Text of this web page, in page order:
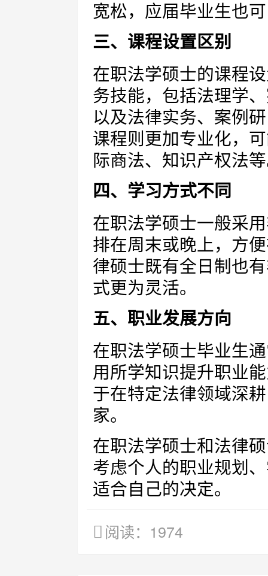
宽松，应届毕业生也
三、课程设置区别
在职法学硕士的课程
务技能，包括法理学
以及法律实务、案例
课程则更加专业化，
际商法、知识产权法
四、学习方式不同
在职法学硕士一般采
排在周末或晚上，方
律硕士既有全日制也
式更为灵活。
五、职业发展方向
在职法学硕士毕业生
用所学知识提升职业
于在特定法律领域深
家。
在职法学硕士和法律
考虑个人的职业规划
适合自己的决定。
阅读：1974